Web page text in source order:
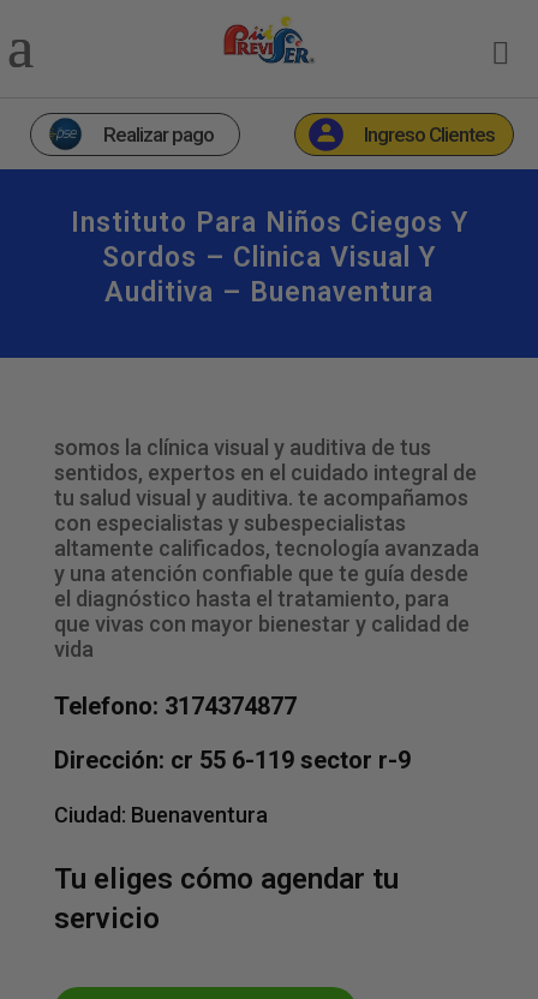
Realizar pago Ingreso Clientes
Instituto Para Niños Ciegos Y
Sordos – Clinica Visual Y
Auditiva – Buenaventura
somos la clínica visual y auditiva de tus
sentidos, expertos en el cuidado integral de
tu salud visual y auditiva. te acompañamos
con especialistas y subespecialistas
altamente calificados, tecnología avanzada
y una atención confiable que te guía desde
el diagnóstico hasta el tratamiento, para
que vivas con mayor bienestar y calidad de
vida
Telefono: 3174374877
Dirección: cr 55 6-119 sector r-9
Ciudad: Buenaventura
Tu eliges cómo agendar tu
servicio